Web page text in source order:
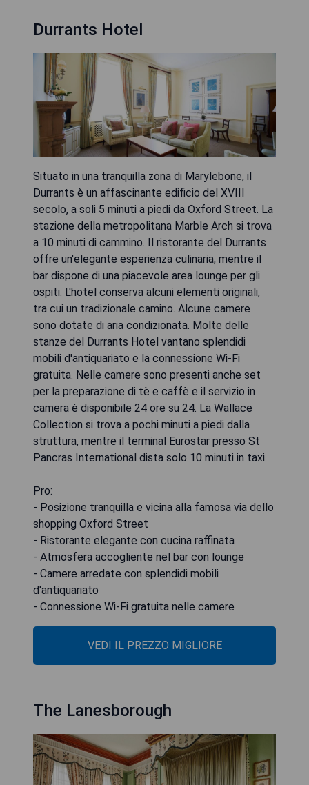
Durrants Hotel
Situato in una tranquilla zona di Marylebone, il
Durrants è un affascinante edificio del XVIII
secolo, a soli 5 minuti a piedi da Oxford Street. La
stazione della metropolitana Marble Arch si trova
a 10 minuti di cammino. Il ristorante del Durrants
offre un'elegante esperienza culinaria, mentre il
bar dispone di una piacevole area lounge per gli
ospiti. L'hotel conserva alcuni elementi originali,
tra cui un tradizionale camino. Alcune camere
sono dotate di aria condizionata. Molte delle
stanze del Durrants Hotel vantano splendidi
mobili d'antiquariato e la connessione Wi-Fi
gratuita. Nelle camere sono presenti anche set
per la preparazione di tè e caffè e il servizio in
camera è disponibile 24 ore su 24. La Wallace
Collection si trova a pochi minuti a piedi dalla
struttura, mentre il terminal Eurostar presso St
Pancras International dista solo 10 minuti in taxi.
Pro:
- Posizione tranquilla e vicina alla famosa via dello
shopping Oxford Street
- Ristorante elegante con cucina raffinata
- Atmosfera accogliente nel bar con lounge
- Camere arredate con splendidi mobili
d'antiquariato
- Connessione Wi-Fi gratuita nelle camere
VEDI IL PREZZO MIGLIORE
The Lanesborough